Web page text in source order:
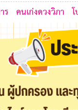
ร คนเก่งดวงวิภา